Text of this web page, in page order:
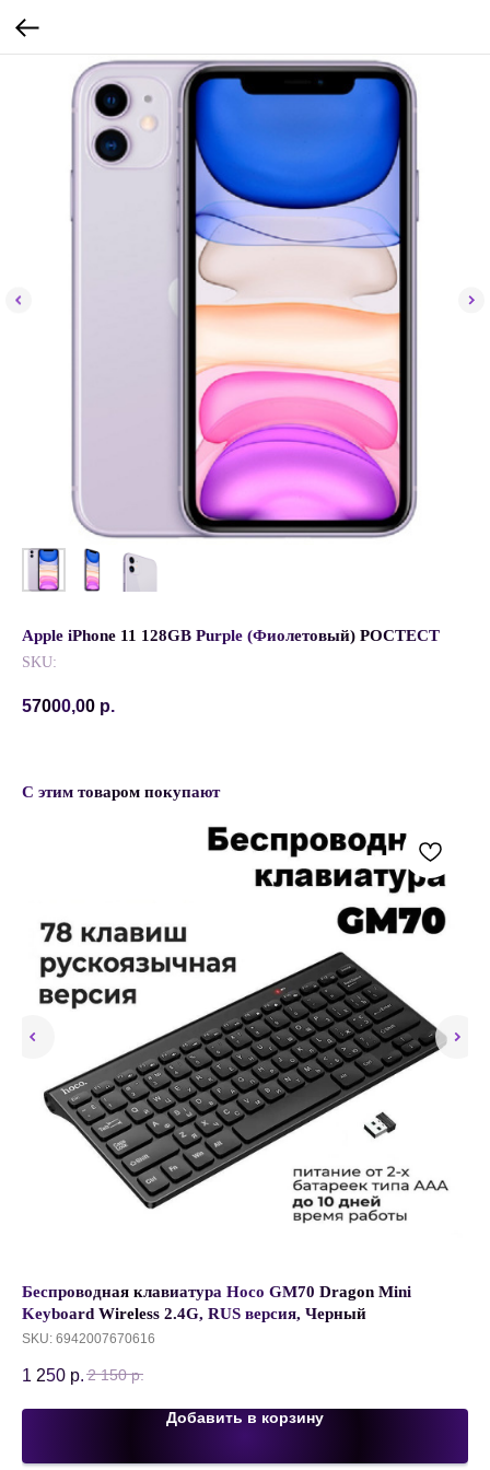
Apple iPhone 11 128GB Purple (Фиолетовый) РОСТЕСТ
SKU:
57000,00 р.
С этим товаром покупают
Беспроводная клавиатура Hoco GM70 Dragon Mini
Keyboard Wireless 2.4G, RUS версия, Черный
SKU: 6942007670616
1 250 р. 2 150 р.
Добавить в корзину